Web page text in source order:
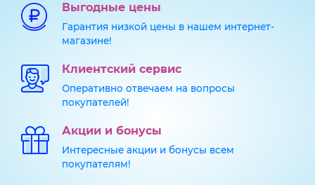
Выгодные цены
Гарантия низкой цены в нашем интернет-
магазине!
Клиентский сервис
Оперативно отвечаем на вопросы
покупателей!
Акции и бонусы
Интересные акции и бонусы всем
покупателям!